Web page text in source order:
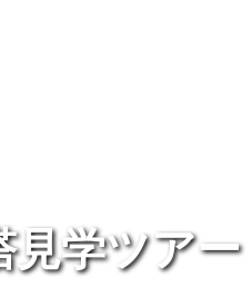
学ツア